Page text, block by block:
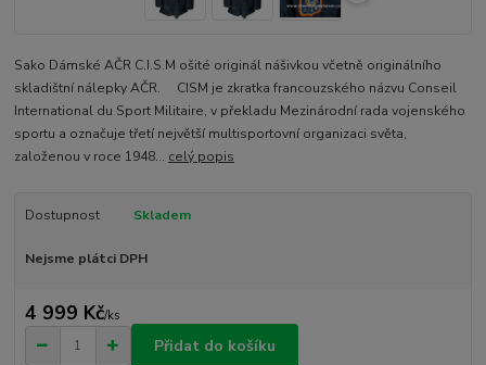
Sako Dámské AČR C.I.S.M ošité originál nášivkou včetně originálního
skladištní nálepky AČR. CISM je zkratka francouzského názvu Conseil
International du Sport Militaire, v překladu Mezinárodní rada vojenského
sportu a označuje třetí největší multisportovní organizaci světa,
založenou v roce 1948... celý popis
Dostupnost Skladem
Nejsme plátci DPH
4 999 Kč/ks
Přidat do košíku